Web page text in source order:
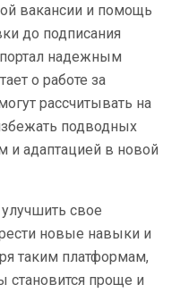
вакансии и помощь
до подписания
надежным
о работе за
рассчитывать на
подводных
и адаптацией в новой
свое
новые навыки и
таким платформам,
становится проще и